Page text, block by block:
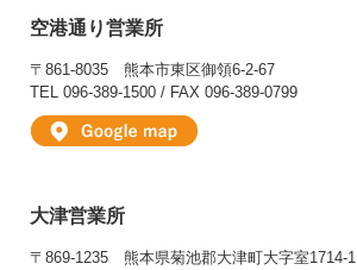
空港通り営業所
〒861-8035 熊本市東区御領6-2-67
TEL 096-389-1500 / FAX 096-389-0799
大津営業所
〒869-1235 熊本県菊池郡大津町大字室1714-1